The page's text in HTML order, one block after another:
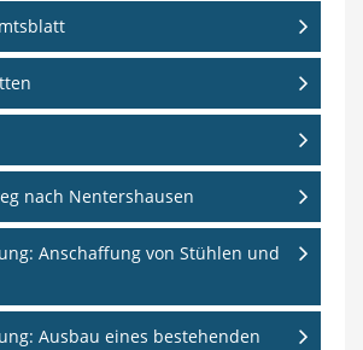
nach Nentershausen
Anschaffung von Stühlen und
Ausbau eines bestehenden